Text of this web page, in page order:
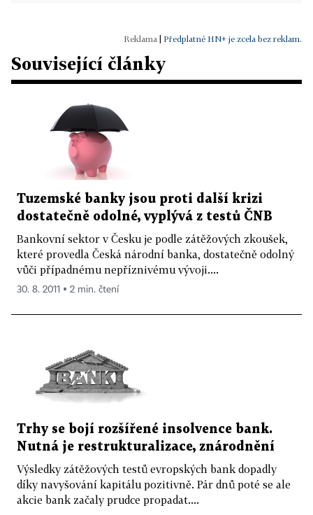
Předplatné HN+ je zcela bez reklam.
Související články
Tuzemské banky jsou proti další krizi
dostatečně odolné, vyplývá z testů ČNB
Bankovní sektor v Česku je podle zátěžových zkoušek,
které provedla Česká národní banka, dostatečně odolný
vůči případnému nepříznivému vývoji....
30. 8. 2011 ▪ 2 min. čtení
Trhy se bojí rozšířené insolvence bank.
Nutná je restrukturalizace, znárodnění
Výsledky zátěžových testů evropských bank dopadly
díky navyšování kapitálu pozitivně. Pár dnů poté se ale
akcie bank začaly prudce propadat....